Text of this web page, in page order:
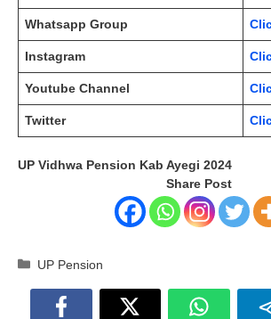
Whatsapp Group
Instagram
Youtube Channel
Twitter
UP Vidhwa Pension Kab Ayegi 2024
Share Post
Categories
UP Pension